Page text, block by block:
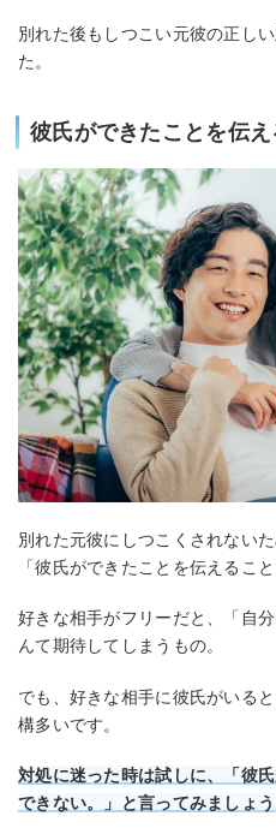
別れた後もしつこい元彼の正し
た。
彼氏ができたことを伝え
別れた元彼にしつこくされない
「彼氏ができたことを伝えること
好きな相手がフリーだと、「自
んて期待してしまうもの。
でも、好きな相手に彼氏がいる
構多いです。
対処に迷った時は試しに、「彼
できない。」と言ってみましょう